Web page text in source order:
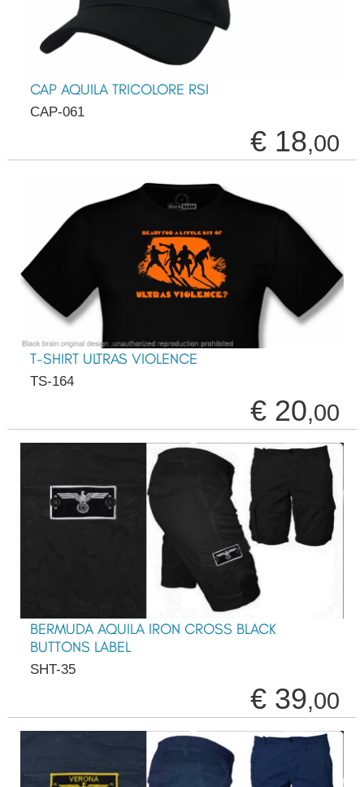
CAP AQUILA TRICOLORE RSI
CAP-061
€ 18,00
T-SHIRT ULTRAS VIOLENCE
TS-164
€ 20,00
BERMUDA AQUILA IRON CROSS BLACK
BUTTONS LABEL
SHT-35
€ 39,00